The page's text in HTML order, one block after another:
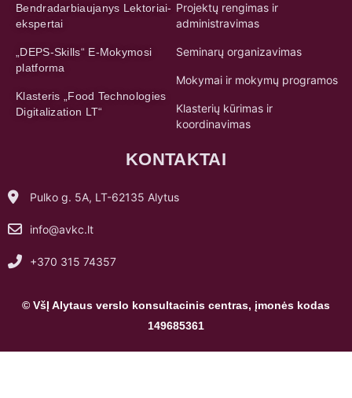
Bendradarbiaujanys Lektoriai-
ekspertai
„DEPS-Skills“ E-Mokymosi
platforma
Klasteris „Food Technologies
Digitalization LT“
Projektų rengimas ir
administravimas
Seminarų organizavimas
Mokymai ir mokymų programos
Klasterių kūrimas ir
koordinavimas
KONTAKTAI
Pulko g. 5A, LT-62135 Alytus
info@avkc.lt
+370 315 74357
© VšĮ Alytaus verslo konsultacinis centras, įmonės kodas
149685361